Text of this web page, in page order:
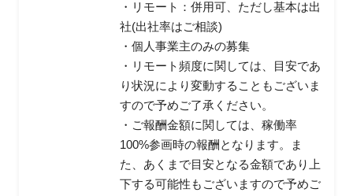
・リモート：併用可、ただし基本は出
社(出社率はご相談)
・個人事業主のみの募集
・リモート頻度に関しては、目安であ
り状況により変動することもございま
すので予めご了承ください。
・ご報酬金額に関しては、稼働率
100%参画時の報酬となります。ま
た、あくまで目安となる金額であり上
下する可能性もございますので予めご